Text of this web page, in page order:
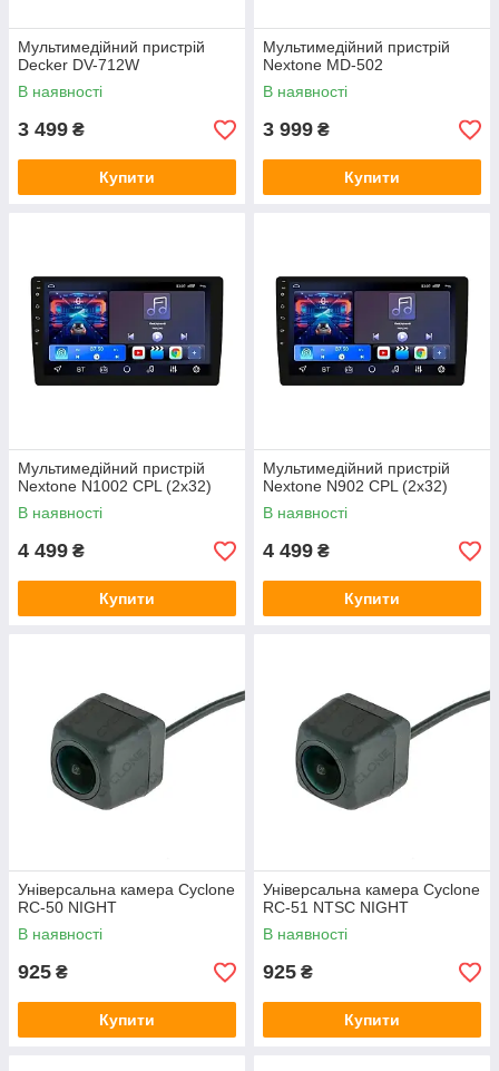
Мультимедійний пристрій
Decker DV-712W
В наявності
3 499 ₴
Купити
Мультимедійний пристрій
Nextone MD-502
В наявності
3 999 ₴
Купити
Мультимедійний пристрій
Nextone N1002 CPL (2x32)
В наявності
4 499 ₴
Купити
Мультимедійний пристрій
Nextone N902 CPL (2x32)
В наявності
4 499 ₴
Купити
Універсальна камера Cyclone
RC-50 NIGHT
В наявності
925 ₴
Купити
Універсальна камера Cyclone
RC-51 NTSC NIGHT
В наявності
925 ₴
Купити